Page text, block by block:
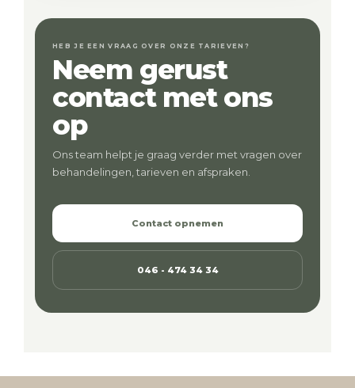
HEB JE EEN VRAAG OVER ONZE TARIEVEN?
Neem gerust
contact met ons
op
Ons team helpt je graag verder met vragen over
behandelingen, tarieven en afspraken.
Contact opnemen
046 - 474 34 34